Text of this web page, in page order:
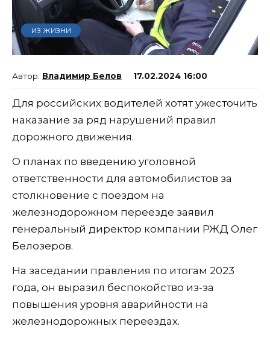
ИЗ ЖИЗНИ
Владимир Белов 17.02.2024 16:00
Для российских водителей хотят ужесточить
наказание за ряд нарушений правил
дорожного движения.
О планах по введению уголовной
ответственности для автомобилистов за
столкновение с поездом на
железнодорожном переезде заявил
генеральный директор компании РЖД Олег
Белозеров.
На заседании правления по итогам 2023
года, он выразил беспокойство из-за
повышения уровня аварийности на
железнодорожных переездах.